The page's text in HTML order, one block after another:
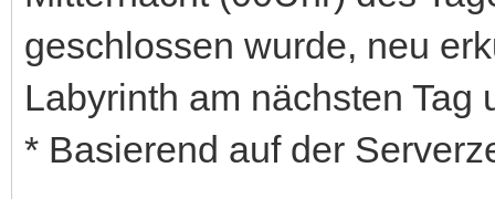
geschlossen wurde, neu
Labyrinth am nächsten Tag
* Basierend auf der